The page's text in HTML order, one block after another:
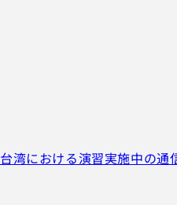
台湾における演習実施中の